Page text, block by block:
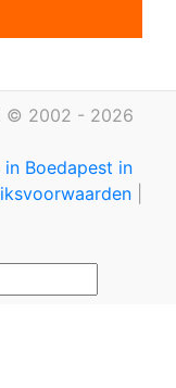
© 2002 - 2026
Boedapest in